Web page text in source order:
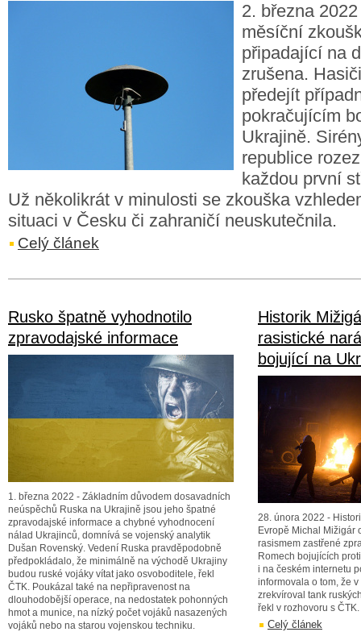
2. března
měsíční
připadající na
zrušena.
předejít
pokračujícím
Ukrajině.
republice
každou první
Už několikrát v minulosti se zkouška
situaci v Česku či zahraničí neuskutečnila.
Celý článek
Rusko špatně vyhodnotilo
zpravodajské informace
1. března 2022 - Základním důvodem dosavadních
neúspěchů Ruska na Ukrajině jsou jeho špatné
zpravodajské informace a chybné vyhodnocení
nálad Ukrajinců, domnívá se vojenský analytik
Dušan Rovenský. Vedení Ruska pravděpodobně
předpokládalo, že minimálně na východě Ukrajiny
budou ruské vojáky vítat jako osvoboditele, řekl
ČTK. Poukázal také na nepřipravenost na
dlouhodobější operace, na nedostatek pohonných
hmot a munice, na nízký počet vojáků nasazených
vojáků nebo na starou vojenskou techniku.
Historik
rasistické
bojující na
28. února 2022 -
Evropě Michal Mižigár
rasismem zastřené
Romech bojujících
i na českém internetu
informovala o tom, že
zrekvíroval tank
řekl v rozhovoru s ČTK.
Celý článek